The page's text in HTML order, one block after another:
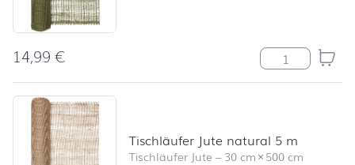
14,99€ Tischläufer
Tischläufer Jute natural 5 m
Tischläufer Jute –30 cm×500 cm